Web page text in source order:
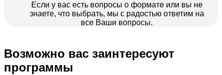
Если у вас есть вопросы о формате или вы не
знаете, что выбрать, мы с радостью ответим на
все Ваши вопросы.
Возможно вас заинтересуют
программы